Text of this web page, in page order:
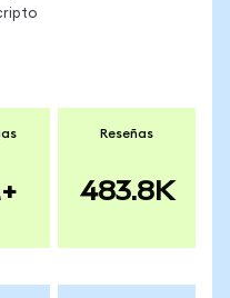
Reseñas
483.8K